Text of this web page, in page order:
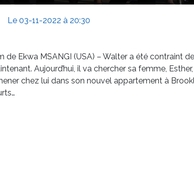
Le 03-11-2022 à 20:30
de Ekwa MSANGI (USA) – Walter a été contraint
Aujourd’hui, il va chercher sa femme,
chez lui dans son nouvel appartement à